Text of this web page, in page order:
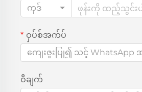
ကုဒ်
ဝှပ်စ်အက်ပ်
ကျေးဇူးပြု၍ သင့်
ဝီချက်